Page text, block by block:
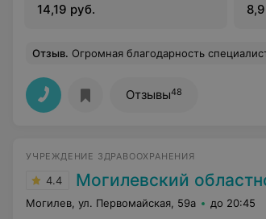
14,19 руб.
Отзыв. Огромная благодарность специалисту своего дела,профессионалу- Ольге Петровне (8 ОХО) и мед.персоналу в операционной (04.12.2025 г.) Очень вежливый и ,болеющий за
Отзывы48
УЧРЕЖДЕНИЕ ЗДРАВООХРАНЕНИЯ
4.4 Могилевский областной
Могилев, ул. Первомайская, 59а до 20:45